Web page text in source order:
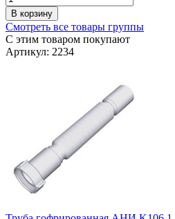
В корзину
Смотреть все товары группы
С этим товаром покупают
Артикул: 2234